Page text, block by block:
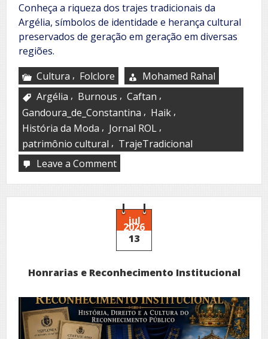
Conheça a riqueza dos trajes tradicionais da
Argélia, símbolos de identidade e herança cultural
preservados de geração em geração em diversas
regiões.
Cultura , Folclore
Mohamed Rahal
Argélia , Burnous , Caftan ,
Gandoura_de_Constantina , Haik ,
História da Moda , Jornal ROL ,
patrimônio cultural , TrajeTradicional
Leave a Commenton
tradicional
jul
2026
13
Honrarias e Reconhecimento Institucional